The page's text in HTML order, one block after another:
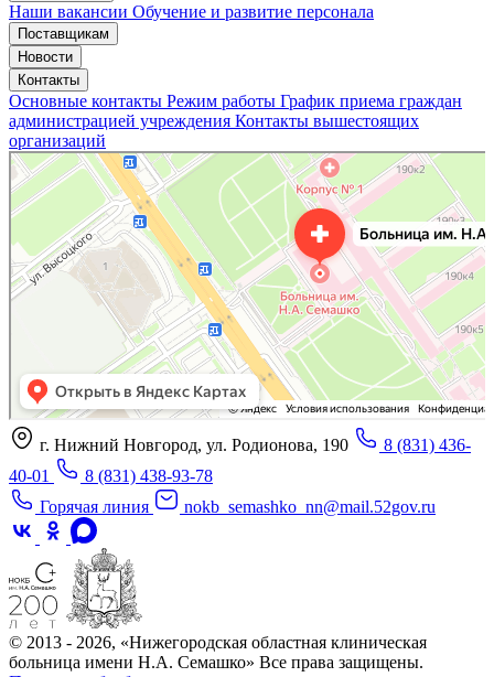
Наши вакансии Обучение и развитие персонала
Поставщикам
Новости
Контакты
Основные контакты Режим работы График приема граждан
администрацией учреждения Контакты вышестоящих
организаций
«Нижегородская областная клиническая больница имени Н.А. Семашко»
Отделение больницы, госпиталя в Нижнем Новгороде
Больница для взрослых в Нижнем Новгороде
г. Нижний Новгород, ул. Родионова, 190
8 (831) 436-
40-01
8 (831) 438-93-78
Горячая линия
nokb_semashko_nn@mail.52gov.ru
© 2013 - 2026, «Нижегородская областная клиническая
больница имени Н.А. Семашко» Все права защищены.